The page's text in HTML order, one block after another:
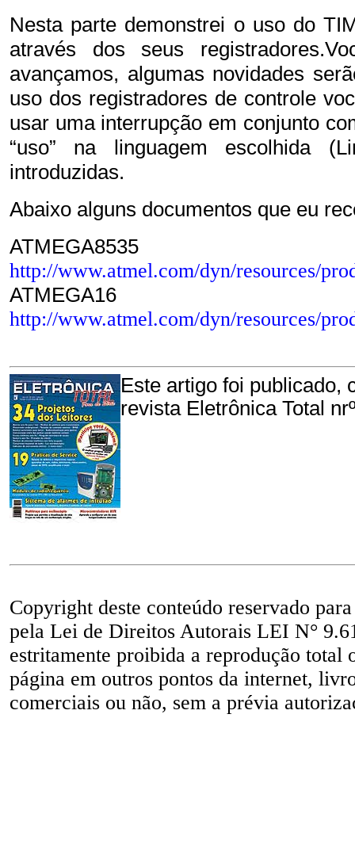
Nesta parte demonstrei o uso do
através dos seus
avançamos, algumas novidades
uso dos registradores de controle
usar uma interrupção em conjunto
“uso” na linguagem escolhida
introduzidas.
Abaixo alguns documentos que eu
http://www.atmel.com/dyn/resources/
http://www.atmel.com/dyn/resources/
Este artigo foi publicado,
revista Eletrônica Total
Copyright deste conteúdo reservado
pela Lei de Direitos Autorais LEI N°
estritamente proibida a reprodução total
página em outros pontos da internet,
comerciais ou não, sem a prévia